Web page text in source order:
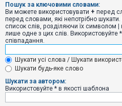
р
а
ц
і
я
Т
е
м
и
б
Пошук за ключовими словами:
Ви можете використовувати + перед
перед словами, які непотрібно
список слів, розділяючи їх символом |
лише одне з цих слів. Використовуйте
співпадання.
Шукати усі слова / Шукати
Шукати будь-яке слово
Шукати за автором:
Використовуйте * в якості шаблона